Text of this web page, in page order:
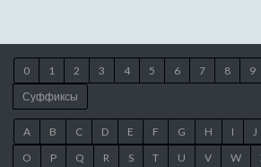
0 1 2 3 4 5 6 7 8 9
Суффиксы
A B C D E F G H I J
O
P Q R S T U V W